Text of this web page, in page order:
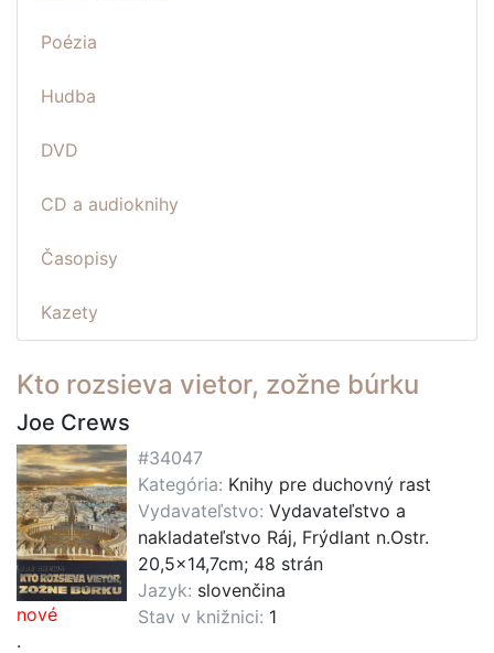
Poézia
Hudba
DVD
CD a audioknihy
Časopisy
Kazety
Kto rozsieva vietor, zožne búrku
Joe Crews
nové
.
#34047
Kategória: Knihy pre duchovný rast
Vydavateľstvo: Vydavateľstvo a
nakladateľstvo Ráj, Frýdlant n.Ostr.
20,5x14,7cm; 48 strán
Jazyk: slovenčina
Stav v knižnici: 1